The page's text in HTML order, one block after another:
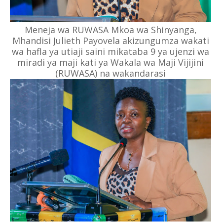
Meneja wa RUWASA Mkoa wa Shinyanga,
Mhandisi Julieth Payovela akizungumza wakati
wa hafla ya utiaji saini mikataba 9 ya ujenzi wa
miradi ya maji kati ya Wakala wa Maji Vijijini
(RUWASA) na wakandarasi